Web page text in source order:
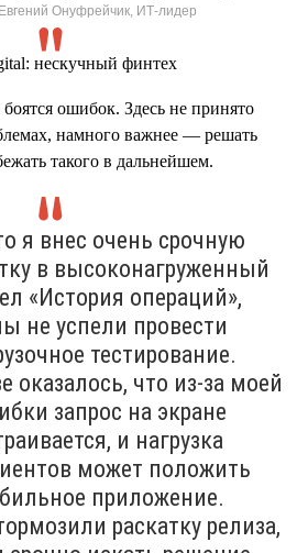
Евгений Онуфрейчик, ИТ-лидер
ошибок. Здесь не принято
намного важнее — решать
такого в дальнейшем.
я внес очень срочную
в высоконагруженный
«История операций»,
не успели провести
тестирование.
оказалось, что из-за моей
запрос на экране
и нагрузка
может положить
приложение.
раскатку релиза,